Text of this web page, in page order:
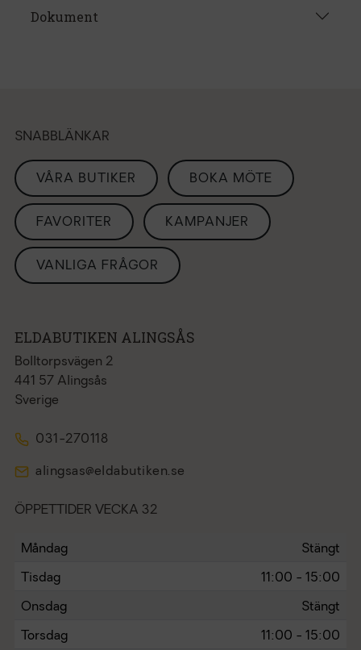
Dokument
SNABBLÄNKAR
VÅRA BUTIKER BOKA MÖTE
FAVORITER KAMPANJER
VANLIGA FRÅGOR
ELDABUTIKEN ALINGSÅS
Bolltorpsvägen 2
441 57 Alingsås
Sverige
031-270118
alingsas@eldabutiken.se
ÖPPETTIDER VECKA 32
Måndag Stängt
Tisdag 11:00 - 15:00
Onsdag Stängt
Torsdag 11:00 - 15:00